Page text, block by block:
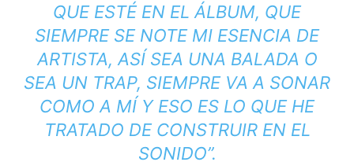
QUE ESTÉ EN EL ÁLBUM, QUE
SIEMPRE SE NOTE MI ESENCIA DE
ARTISTA, ASÍ SEA UNA BALADA O
SEA UN TRAP, SIEMPRE VA A SONAR
COMO A MÍ Y ESO ES LO QUE HE
TRATADO DE CONSTRUIR EN EL
SONIDO”.